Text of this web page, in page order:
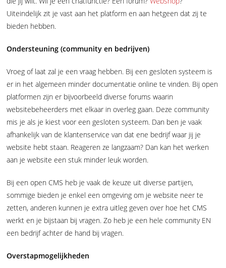
Uiteindelijk zit je vast aan het platform en aan hetgeen dat zij te
bieden hebben.
Ondersteuning (community en bedrijven)
Vroeg of laat zal je een vraag hebben. Bij een gesloten systeem is
er in het algemeen minder documentatie online te vinden. Bij open
platformen zijn er bijvoorbeeld diverse forums waarin
websitebeheerders met elkaar in overleg gaan. Deze community
mis je als je kiest voor een gesloten systeem. Dan ben je vaak
afhankelijk van de klantenservice van dat ene bedrijf waar jij je
website hebt staan. Reageren ze langzaam? Dan kan het werken
aan je website een stuk minder leuk worden.
Bij een open CMS heb je vaak de keuze uit diverse partijen,
sommige bieden je enkel een omgeving om je website neer te
zetten, anderen kunnen je extra uitleg geven over hoe het CMS
werkt en je bijstaan bij vragen. Zo heb je een hele community EN
een bedrijf achter de hand bij vragen.
Overstapmogelijkheden